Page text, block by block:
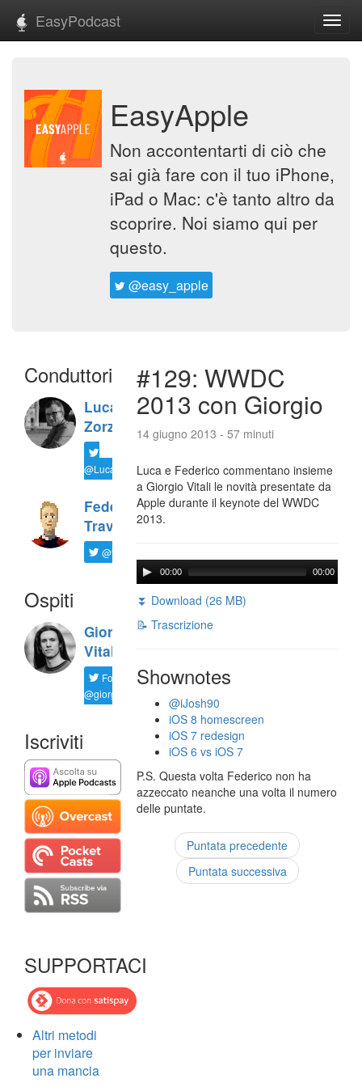
EasyPodcast
EasyApple
Non accontentarti di ciò che
sai già fare con il tuo iPhone,
iPad o Mac: c'è tanto altro da
scoprire. Noi siamo qui per
questo.
@easy_apple
Conduttori
Luca
Zorzi
@LucaTNT
Federico
Travaini
@ftrava
Ospiti
Giorgio
Vitali
Follow
@giorgio__vit
Iscriviti
SUPPORTACI
Altri metodi
per inviare
una mancia
#129: WWDC
2013 con Giorgio
14 giugno 2013 - 57 minuti
Luca e Federico commentano insieme
a Giorgio Vitali le novità presentate da
Apple durante il keynote del WWDC
2013.
00:00 00:00
⏬ Download (26 MB)
📝 Trascrizione
Shownotes
@iJosh90
iOS 8 homescreen
iOS 7 redesign
iOS 6 vs iOS 7
P.S. Questa volta Federico non ha
azzeccato neanche una volta il numero
delle puntate.
Puntata precedente
Puntata successiva